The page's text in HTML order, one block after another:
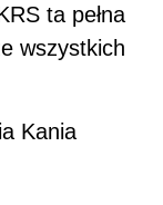
ta pełna
wszystkich
Kania